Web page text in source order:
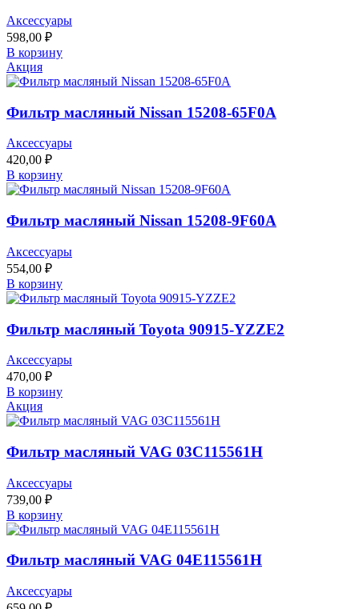
Аксессуары
598,00 ₽
В корзину
Акция
Фильтр масляный Nissan 15208-65F0A
Аксессуары
420,00 ₽
В корзину
Фильтр масляный Nissan 15208-9F60A
Аксессуары
554,00 ₽
В корзину
Фильтр масляный Toyota 90915-YZZE2
Аксессуары
470,00 ₽
В корзину
Акция
Фильтр масляный VAG 03C115561H
Аксессуары
739,00 ₽
В корзину
Фильтр масляный VAG 04E115561H
Аксессуары